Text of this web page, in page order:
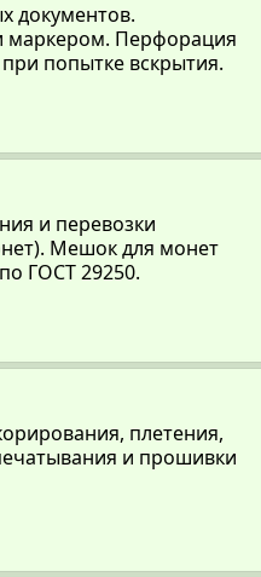
документов.
маркером. Перфорация
попытке вскрытия.
и перевозки
Мешок для монет
ГОСТ 29250.
плетения,
и прошивки